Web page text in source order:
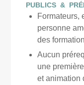
PUBLICS &
Formateurs,
personne
des
Aucun
une
et animation